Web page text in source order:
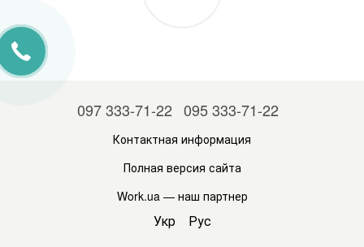
097 333-71-22 095 333-71-22
Контактная информация
Полная версия сайта
Work.ua — наш партнер
Укр Рус